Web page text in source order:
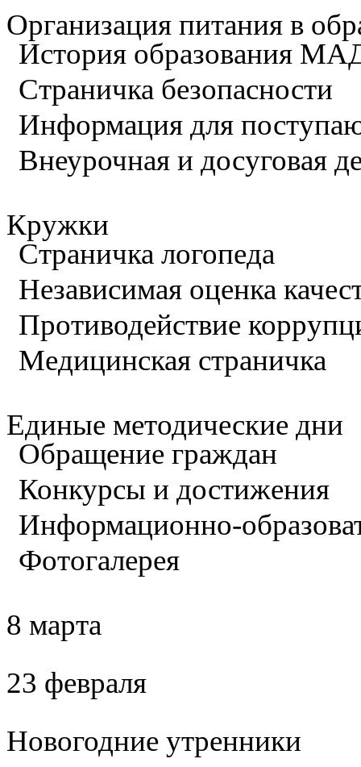
Организация питания в
История образования
Страничка безопасности
Информация для
Внеурочная и досуговая
Кружки
Страничка логопеда
Независимая оценка
Противодействие
Медицинская страничка
Единые методические дни
Обращение граждан
Конкурсы и достижения
Информационно-
Фотогалерея
8 марта
23 февраля
Новогодние утренники